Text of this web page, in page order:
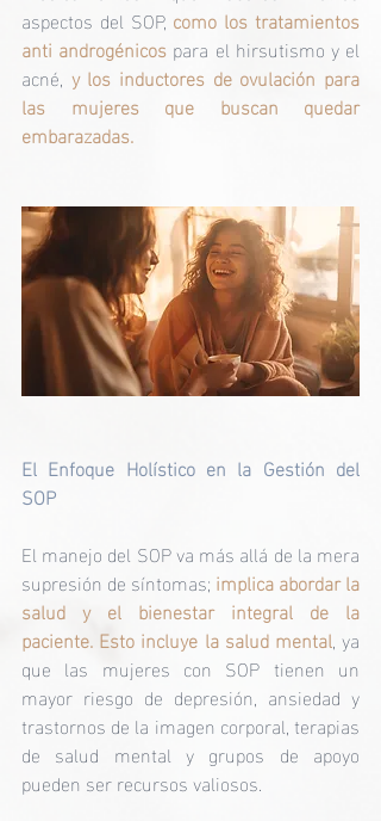
aspectos del SOP, como los tratamientos
anti androgénicos para el hirsutismo y el
acné, y los inductores de ovulación para
las mujeres que buscan quedar
embarazadas.
El Enfoque Holístico en la Gestión del
SOP
El manejo del SOP va más allá de la mera
supresión de síntomas; implica abordar la
salud y el bienestar integral de la
paciente. Esto incluye la salud mental, ya
que las mujeres con SOP tienen un
mayor riesgo de depresión, ansiedad y
trastornos de la imagen corporal, terapias
de salud mental y grupos de apoyo
pueden ser recursos valiosos.